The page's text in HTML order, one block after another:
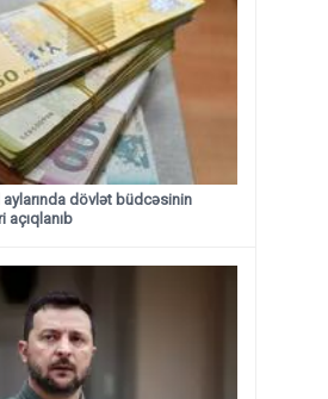
aylarında dövlət büdcəsinin
açıqlanıb